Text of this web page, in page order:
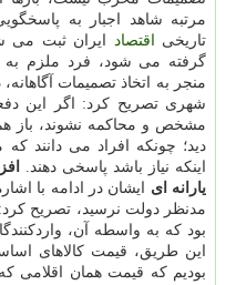
مرتبه شاهد اجبار به
تاریخی
اقتصاد ایران ثبت می
گرفته می شود، فرد ملزم به
منجر به اتخاذ تصمیمات
مشخص و محاكمه نشوند، باز
دید؛ چونكه افراد می دانند
اینكه نیاز باشد پاسخی دهند.
یارانه ای
بود كه به واسطه آن،
این طریق، قیمت كالاهای